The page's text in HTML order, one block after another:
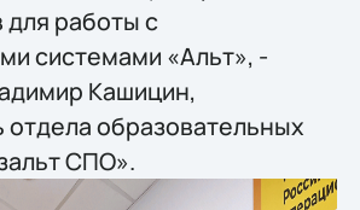
для работы с
системами «Альт», -
Кашицин,
отдела образовательных
СПО».